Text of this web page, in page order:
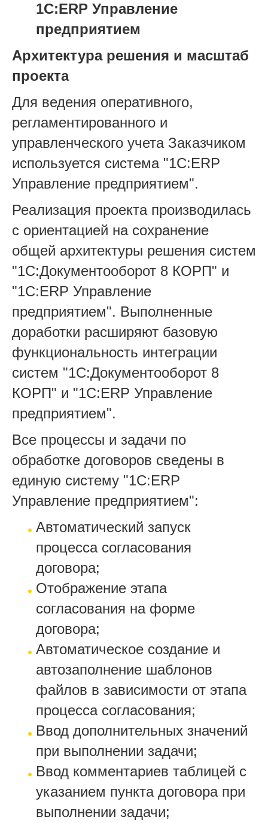
1С:ERP Управление
предприятием
Архитектура решения и масштаб
проекта
Для ведения оперативного,
регламентированного и
управленческого учета Заказчиком
используется система "1С:ERP
Управление предприятием".
Реализация проекта производилась
с ориентацией на сохранение
общей архитектуры решения систем
"1С:Документооборот 8 КОРП" и
"1С:ERP Управление
предприятием". Выполненные
доработки расширяют базовую
функциональность интеграции
систем "1С:Документооборот 8
КОРП" и "1С:ERP Управление
предприятием".
Все процессы и задачи по
обработке договоров сведены в
единую систему "1С:ERP
Управление предприятием":
Автоматический запуск
процесса согласования
договора;
Отображение этапа
согласования на форме
договора;
Автоматическое создание и
автозаполнение шаблонов
файлов в зависимости от этапа
процесса согласования;
Ввод дополнительных значений
при выполнении задачи;
Ввод комментариев таблицей с
указанием пункта договора при
выполнении задачи;